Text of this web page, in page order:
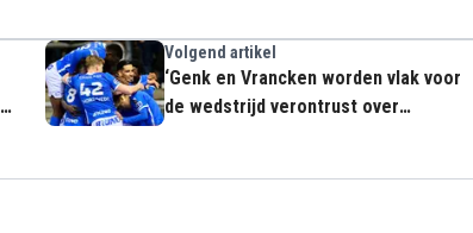
Volgend artikel
‘Genk en Vrancken worden vlak voor
de wedstrijd verontrust over